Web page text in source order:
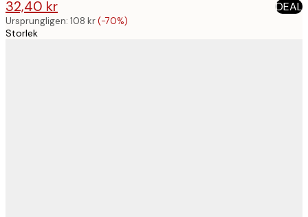
32,40 kr
108 kr DEAL
Ursprungligen: 108 kr(-70%)
Storlek